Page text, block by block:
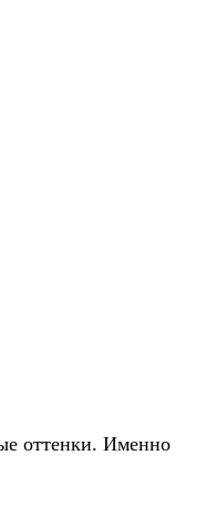
оттенки. Именно